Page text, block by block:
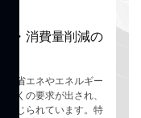
・消費量削減の
で省エネやエネルギー
くの要求が出され、
講じられています。特